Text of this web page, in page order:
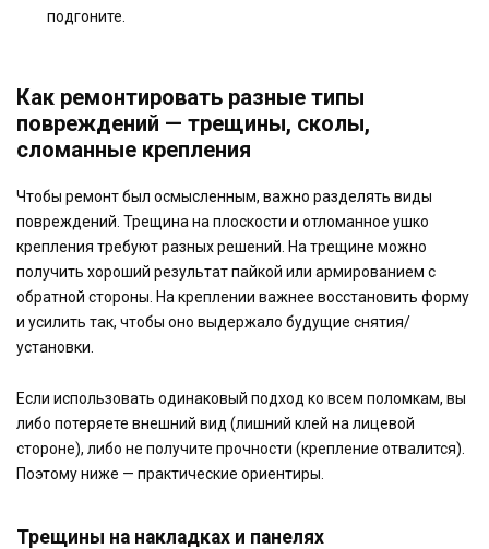
подгоните.
Как ремонтировать разные типы
повреждений — трещины, сколы,
сломанные крепления
Чтобы ремонт был осмысленным, важно разделять виды
повреждений. Трещина на плоскости и отломанное ушко
крепления требуют разных решений. На трещине можно
получить хороший результат пайкой или армированием с
обратной стороны. На креплении важнее восстановить форму
и усилить так, чтобы оно выдержало будущие снятия/
установки.
Если использовать одинаковый подход ко всем поломкам, вы
либо потеряете внешний вид (лишний клей на лицевой
стороне), либо не получите прочности (крепление отвалится).
Поэтому ниже — практические ориентиры.
Трещины на накладках и панелях